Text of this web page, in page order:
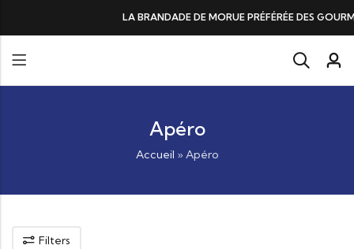
DE MORUE PRÉFÉRÉE DES GOURMANDS, N°1 DANS LES CŒURS ET
Apéro
Accueil » Apéro
Filters